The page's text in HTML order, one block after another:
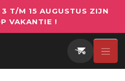
T/M 15 AUGUSTUS ZIJN
VAKANTIE !